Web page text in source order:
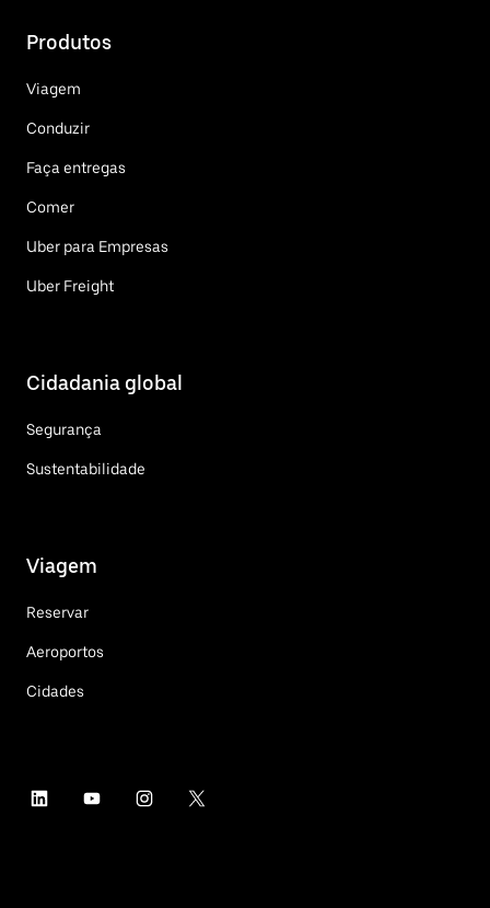
Produtos
Viagem
Conduzir
Faça entregas
Comer
Uber para Empresas
Uber Freight
Cidadania global
Segurança
Sustentabilidade
Viagem
Reservar
Aeroportos
Cidades